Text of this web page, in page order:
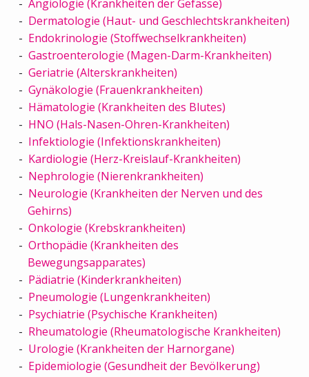
Angiologie (Krankheiten der Gefässe)
Dermatologie (Haut- und Geschlechtskrankheiten)
Endokrinologie (Stoffwechselkrankheiten)
Gastroenterologie (Magen-Darm-Krankheiten)
Geriatrie (Alterskrankheiten)
Gynäkologie (Frauenkrankheiten)
Hämatologie (Krankheiten des Blutes)
HNO (Hals-Nasen-Ohren-Krankheiten)
Infektiologie (Infektionskrankheiten)
Kardiologie (Herz-Kreislauf-Krankheiten)
Nephrologie (Nierenkrankheiten)
Neurologie (Krankheiten der Nerven und des
Gehirns)
Onkologie (Krebskrankheiten)
Orthopädie (Krankheiten des
Bewegungsapparates)
Pädiatrie (Kinderkrankheiten)
Pneumologie (Lungenkrankheiten)
Psychiatrie (Psychische Krankheiten)
Rheumatologie (Rheumatologische Krankheiten)
Urologie (Krankheiten der Harnorgane)
Epidemiologie (Gesundheit der Bevölkerung)